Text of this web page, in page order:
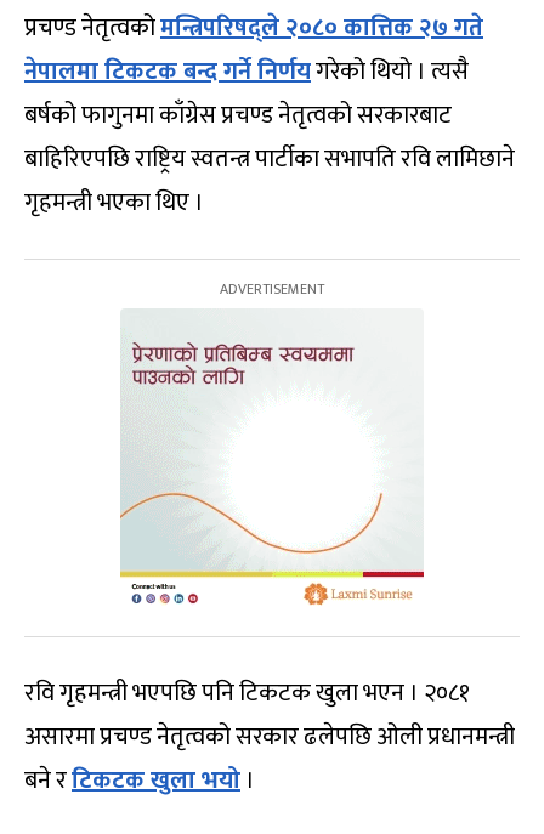
प्रचण्ड नेतृत्वकोमन्त्रिपरिषद्ले २०८० कात्तिक २७ गते
नेपालमा टिकटक बन्द गर्ने निर्णयगरेको थियो । त्यसै
बर्षको फागुनमा काँग्रेस प्रचण्ड नेतृत्वको सरकारबाट
बाहिरिएपछि राष्ट्रिय स्वतन्त्र पार्टीका सभापति रवि लामिछाने
गृहमन्त्री भएका थिए ।
रवि गृहमन्त्री भएपछि पनि टिकटक खुला भएन । २०८१
असारमा प्रचण्ड नेतृत्वको सरकार ढलेपछि ओली प्रधानमन्त्री
बने रटिकटक खुला भयो ।